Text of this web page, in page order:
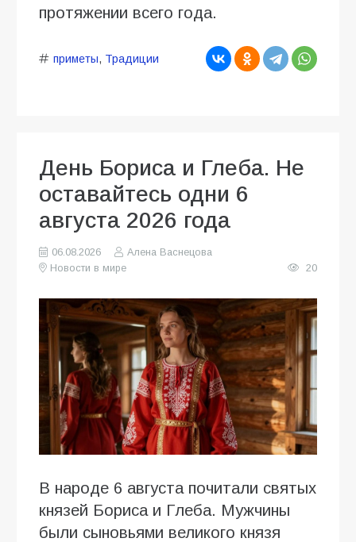
протяжении всего года.
приметы, Традиции
День Бориса и Глеба. Не
оставайтесь одни 6
августа 2026 года
06.08.2026
Алена Васнецова
Новости в мире
20
В народе 6 августа почитали святых
князей Бориса и Глеба. Мужчины
были сыновьями великого князя